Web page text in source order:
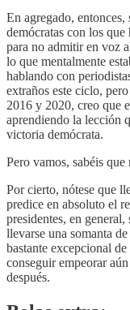
En agregado,
demócratas con los que
para no admitir en voz
lo que mentalmente
hablando con
extraños este ciclo,
2016 y 2020, creo que
aprendiendo la lección
victoria demócrata.
Pero vamos, sabéis
Por cierto, nótese que
predice en absoluto el
presidentes, en
llevarse una somanta
bastante excepcional
conseguir empeorar
después.